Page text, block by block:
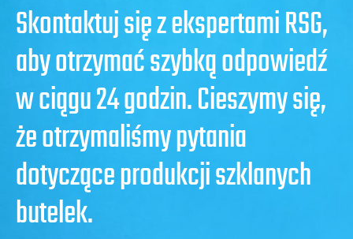
Skontaktuj się z ekspertami RSG,
aby otrzymać szybką odpowiedź
w ciągu 24 godzin. Cieszymy się,
że otrzymaliśmy pytania
dotyczące produkcji szklanych
butelek.